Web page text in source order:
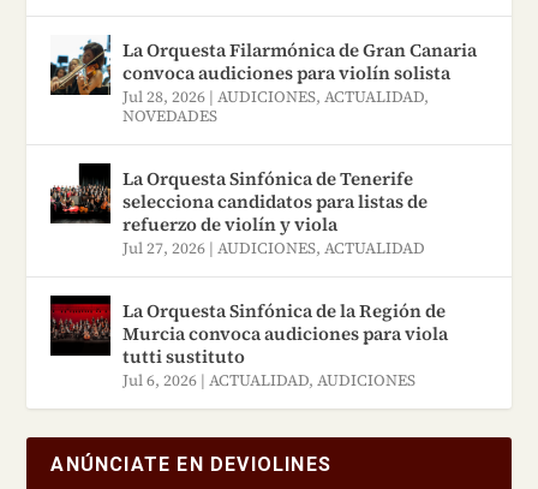
La Orquesta Filarmónica de Gran Canaria
convoca audiciones para violín solista
Jul 28, 2026 |AUDICIONES,ACTUALIDAD,
NOVEDADES
La Orquesta Sinfónica de Tenerife
selecciona candidatos para listas de
refuerzo de violín y viola
Jul 27, 2026 |AUDICIONES,ACTUALIDAD
La Orquesta Sinfónica de la Región de
Murcia convoca audiciones para viola
tutti sustituto
Jul 6, 2026 |ACTUALIDAD,AUDICIONES
ANÚNCIATE EN DEVIOLINES